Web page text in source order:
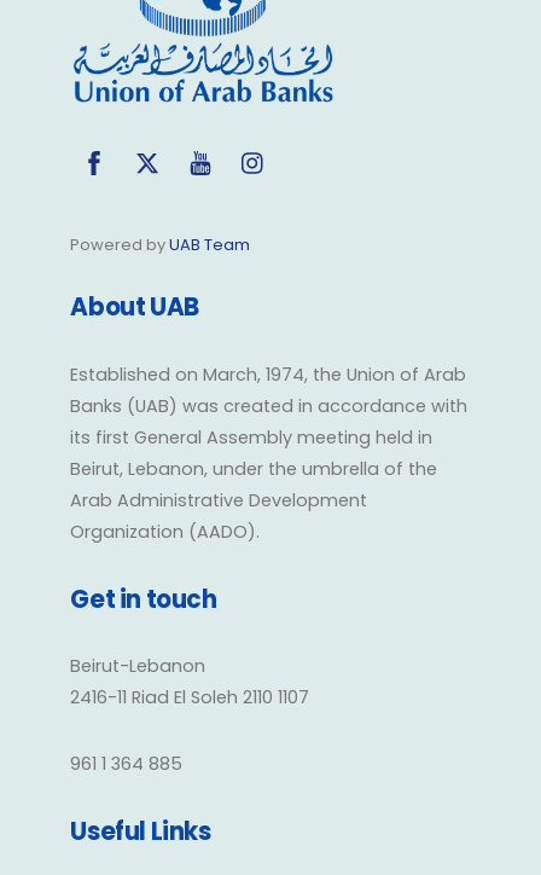
Facebook
Twitter YouTube
Powered byUAB Team
About UAB
Established on March, 1974, the Union of Arab
Banks (UAB) was created in accordance with
its first General Assembly meeting held in
Beirut, Lebanon, under the umbrella of the
Arab Administrative Development
Organization (AADO).
Get in touch
Beirut-Lebanon
2416-11 Riad El Soleh 2110 1107
961 1 364 885
Useful Links